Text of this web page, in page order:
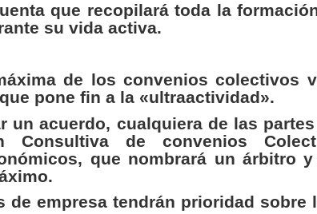
que recopilará toda la
su vida activa.
de los convenios colectivos
pone fin a la «ultraactividad».
un acuerdo, cualquiera de las
Consultiva de convenios
que nombrará un árbitro
de empresa tendrán prioridad sobre